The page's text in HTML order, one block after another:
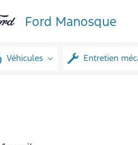
Ford Manosque
Véhicules Entretien